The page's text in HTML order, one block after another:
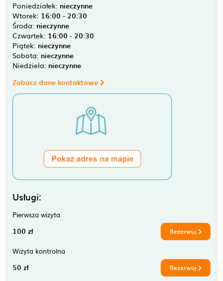
Poniedziałek: nieczynne
Wtorek: 16:00 - 20:30
Środa: nieczynne
Czwartek: 16:00 - 20:30
Piątek: nieczynne
Sobota: nieczynne
Niedziela: nieczynne
Zobacz dane kontaktowe
Usługi:
Pierwsza wizyta
100 zł Rezerwuj
Wizyta kontrolna
50 zł Rezerwuj